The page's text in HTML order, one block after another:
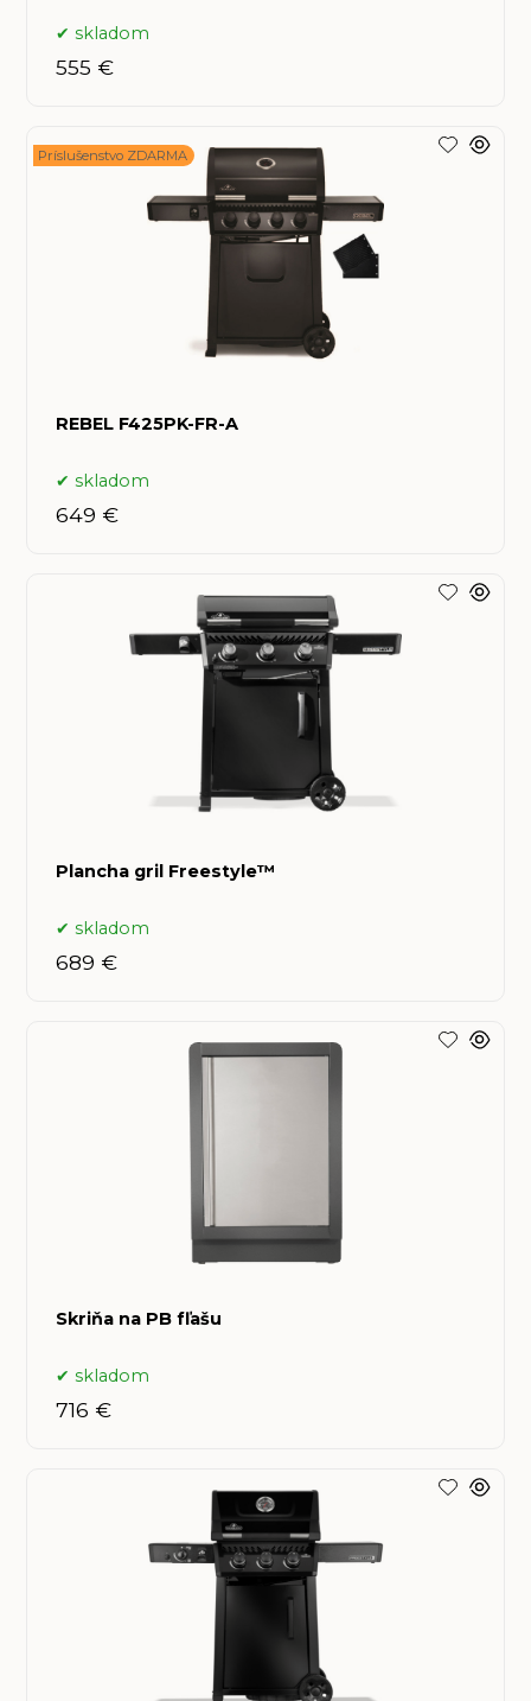
skladom
555 €
REBEL F425PK-FR-A
Príslušenstvo ZDARMA
skladom
649 €
Plancha gril Freestyle™
skladom
689 €
Skriňa na PB fľašu
skladom
716 €